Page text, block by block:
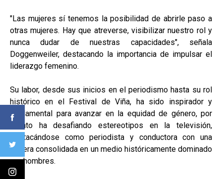
"Las mujeres sí tenemos la posibilidad de abrirle paso a
otras mujeres. Hay que atreverse, visibilizar nuestro rol y
nunca dudar de nuestras capacidades", señala
Doggenweiler, destacando la importancia de impulsar el
liderazgo femenino.
Su labor, desde sus inicios en el periodismo hasta su rol
histórico en el Festival de Viña, ha sido inspirador y
fundamental para avanzar en la equidad de género, por
cuanto ha desafiando estereotipos en la televisión,
destacándose como periodista y conductora con una
carrera consolidada en un medio históricamente dominado
por hombres.